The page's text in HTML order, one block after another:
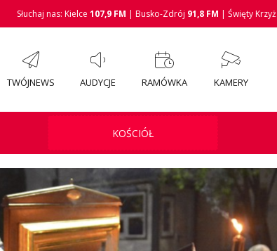
Słuchaj nas: Kielce 107,9 FM | Busko-Zdrój 91,8 FM | Święty Krzyż
TWÓJNEWS AUDYCJE RAMÓWKA KAMERY
KOŚCIÓŁ